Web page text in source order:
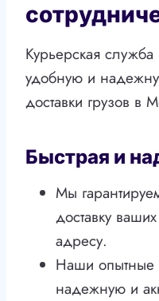
Курьерская
удобную и
доставки грузов в
Быстрая и
Мы
доставку
адресу.
Наши опытные
надежную и